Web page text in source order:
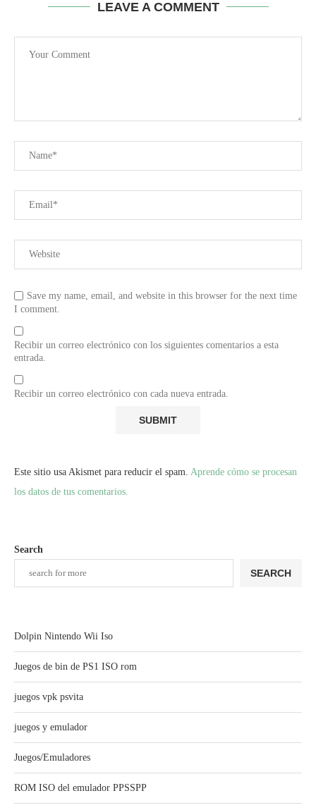
LEAVE A COMMENT
Save my name, email, and website in this browser for the next time
I comment.
Recibir un correo electrónico con los siguientes comentarios a esta
entrada.
Recibir un correo electrónico con cada nueva entrada.
Este sitio usa Akismet para reducir el spam. Aprende cómo se procesan
los datos de tus comentarios.
Search
SEARCH
Dolpin Nintendo Wii Iso
Juegos de bin de PS1 ISO rom
juegos vpk psvita
juegos y emulador
Juegos/Emuladores
ROM ISO del emulador PPSSPP